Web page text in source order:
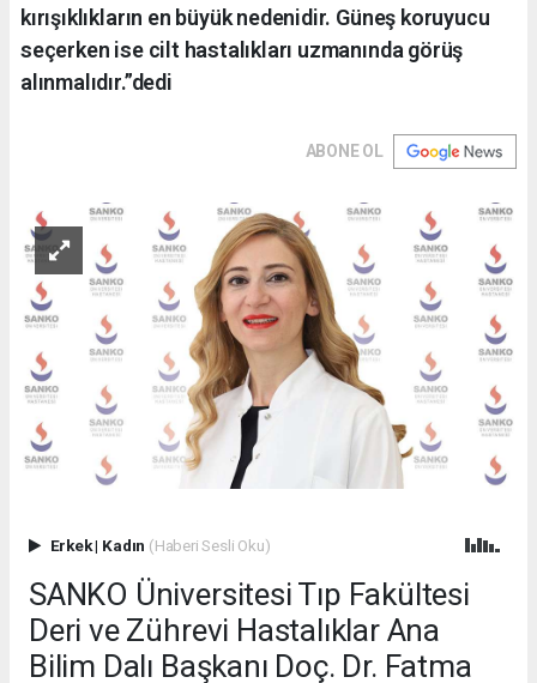
kırışıklıkların en büyük nedenidir. Güneş koruyucu
seçerken ise cilt hastalıkları uzmanında görüş
alınmalıdır.”dedi
ABONE OL
Erkek| Kadın (Haberi Sesli Oku)
SANKO Üniversitesi Tıp Fakültesi
Deri ve Zührevi Hastalıklar Ana
Bilim Dalı Başkanı Doç. Dr. Fatma